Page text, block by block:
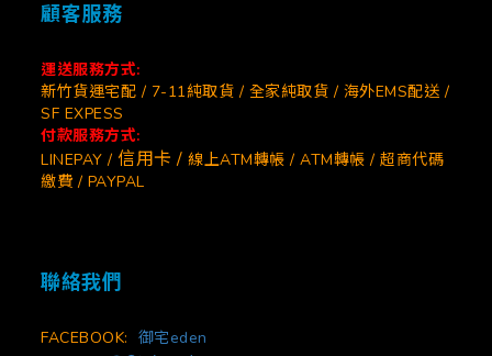
顧客服務
運送服務方式:
新竹貨運宅配 / 7-11純取貨 / 全家純取貨 / 海外EMS配送 /
SF EXPESS
付款服務方式:
LINEPAY / 信用卡 / 線上ATM轉帳 / ATM轉帳 / 超商代碼
繳費 / PAYPAL
聯絡我們
FACEBOOK: 御宅eden